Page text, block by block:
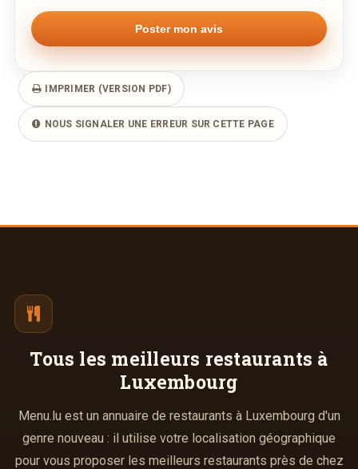
IMPRIMER (VERSION PDF)
NOUS SIGNALER UNE ERREUR SUR CETTE PAGE
Tous les meilleurs restaurants à
Luxembourg
Menu.lu est un annuaire de restaurants à Luxembourg d'un
genre nouveau : il utilise votre localisation géographique
pour vous proposer les meilleurs restaurants près de chez